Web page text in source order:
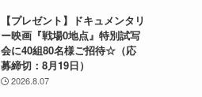
【プレゼント】ドキュメンタリ
ー映画『戦場0地点』特別試写
会に40組80名様ご招待☆（応
募締切：8月19日）
2026.8.07